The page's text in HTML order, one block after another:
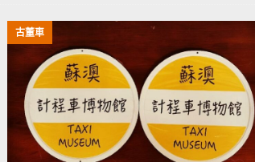
古董車